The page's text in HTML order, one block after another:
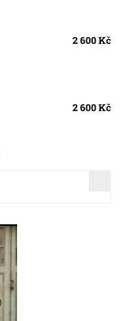
2 600 Kč
2 600 Kč